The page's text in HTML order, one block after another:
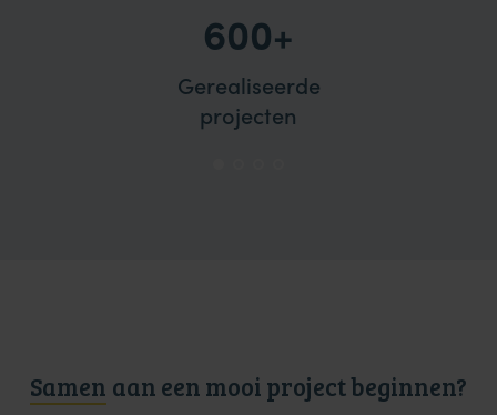
600+
Gerealiseerde
projecten
Samen aan een mooi project beginnen?